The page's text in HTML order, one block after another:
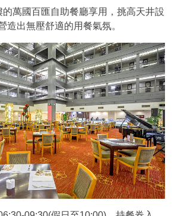
萬國百匯自助餐廳享用，挑高天井設
造出無壓舒適的用餐氣氛。